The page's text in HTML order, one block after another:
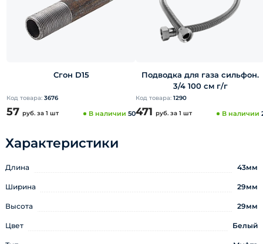
Сгон D15
Код товара: 3676
57 руб. за 1 шт В наличии 50
Подводка для газа сильфон.
3/4 100 см г/г
Код товара: 1290
471 руб. за 1 шт В наличии
Характеристики
Длина 43мм
Ширина 29мм
Высота 29мм
Цвет Белый